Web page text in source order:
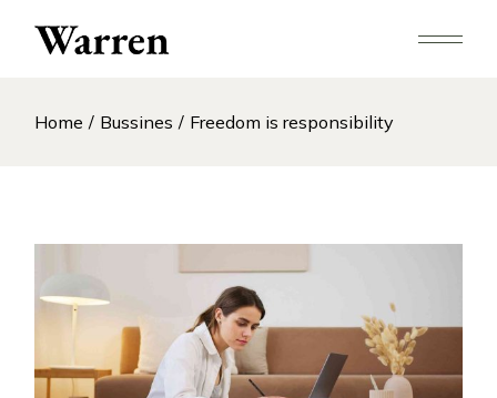
Home Bussines Freedom is responsibility